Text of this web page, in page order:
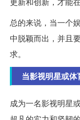
总的来说，当一个
中脱颖而出，并且
求。
当影视明星或
成为一名影视明星